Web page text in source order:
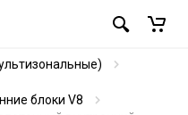
блоки V8